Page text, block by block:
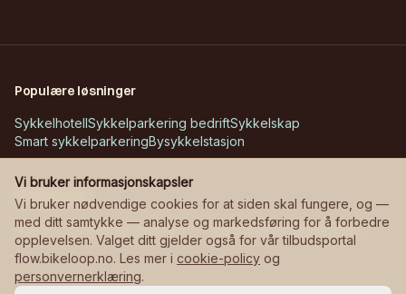
Populære løsninger
SykkelhotellSykkelparkering bedriftSykkelskap
Smart sykkelparkeringBysykkelstasjon
Kundecases
Askøy – Erdal skoleBane NOR – stasjonerManglerudjordet
Vi bruker informasjonskapsler
Vi bruker nødvendige cookies for at siden skal fungere, og —
med ditt samtykke — analyse og markedsføring for å forbedre
opplevelsen. Valget ditt gjelder også for vår tilbudsportal
flow.bikeloop.no. Les mer i cookie-policy og
personvernerklæring.